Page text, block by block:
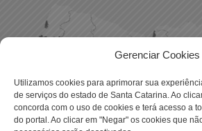
Gerenciar Cookies
Utilizamos cookies para aprimorar sua
de serviços do estado de Santa Catarina. Ao
concorda com o uso de cookies e terá acesso a
do portal. Ao clicar em "Negar" os cookies que